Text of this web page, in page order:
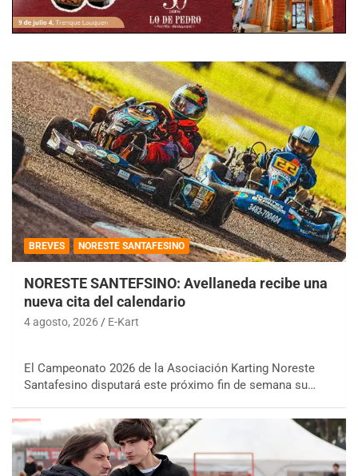
BREVES NORESTE SANTAFESINO
NORESTE SANTEFSINO: Avellaneda recibe una
nueva cita del calendario
4 agosto, 2026 E-Kart
El Campeonato 2026 de la Asociación Karting Noreste
Santafesino disputará este próximo fin de semana su…